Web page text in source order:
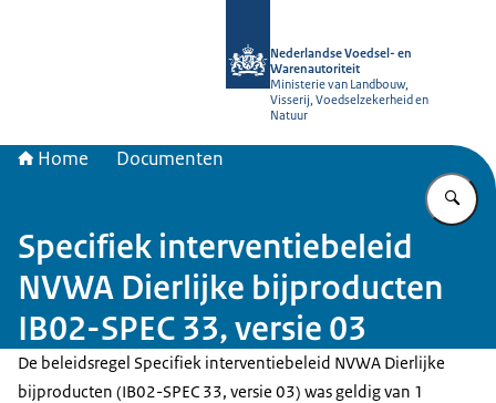
Nederlandse Voedsel- en
Warenautoriteit
Ministerie van Landbouw,
Visserij, Voedselzekerheid en
Natuur
Home Documenten
Specifiek interventiebeleid
NVWA Dierlijke bijproducten
IB02-SPEC 33, versie 03
De beleidsregel Specifiek interventiebeleid NVWA Dierlijke
bijproducten (IB02-SPEC 33, versie 03) was geldig van 1